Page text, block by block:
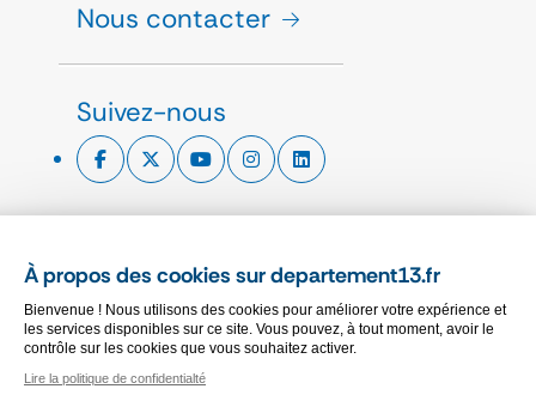
À propos des cookies sur departement13.fr
Bienvenue ! Nous utilisons des cookies pour améliorer votre expérience et
les services disponibles sur ce site. Vous pouvez, à tout moment, avoir le
contrôle sur les cookies que vous souhaitez activer.
Lire la politique de confidentialté
Nous contacter
Suivez-nous
CHARTE GRAPHIQUE
MARCHÉS PUBLICS
PLAN DU SITE